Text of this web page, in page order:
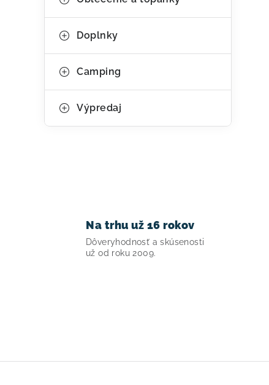
Doplnky
Camping
Výpredaj
Na trhu už 16 rokov
Dôveryhodnosť a skúsenosti
už od roku 2009.